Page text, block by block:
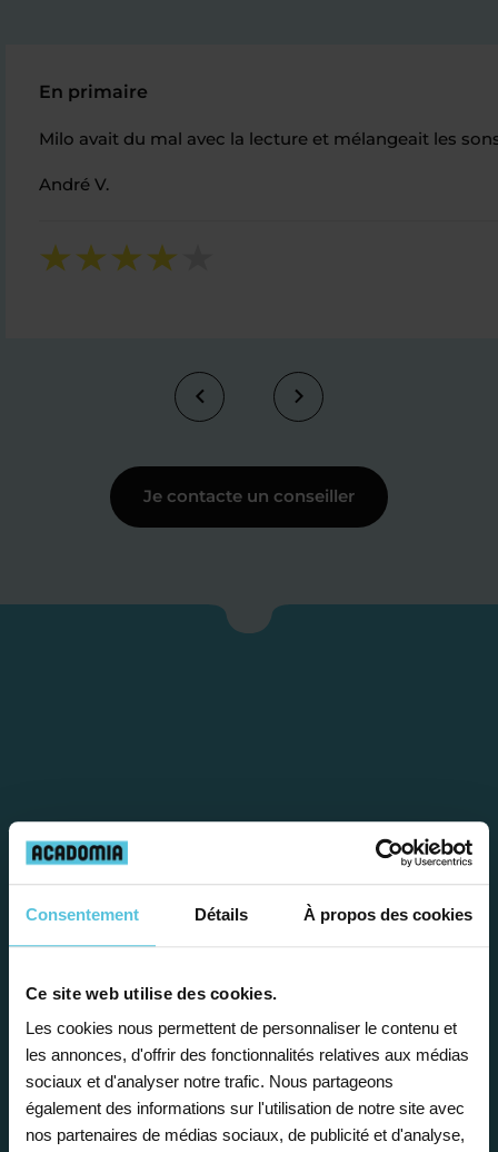
Consentement Détails À propos des cookies
Ce site web utilise des cookies.
Les cookies nous permettent de personnaliser le contenu et
les annonces, d'offrir des fonctionnalités relatives aux médias
sociaux et d'analyser notre trafic. Nous partageons
également des informations sur l'utilisation de notre site avec
nos partenaires de médias sociaux, de publicité et d'analyse,
En primaire
Milo avait du mal avec la lecture et mélangeait les
André V.
Je contacte un conseiller
Étape 1
Je vous propose un
bilan personnalisé
Gratuite et sans engagement, une
première étape pour faire le point sur
la situation scolaire de votre enfant, ses